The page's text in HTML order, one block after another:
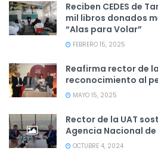
Reciben CEDES de
mil libros donados
“Alas para Volar”
FEBRERO 15, 2025
Reafirma rector de la
reconocimiento al
MAYO 15, 2025
Rector de la UAT
Agencia Nacional
OCTUBRE 4, 2024